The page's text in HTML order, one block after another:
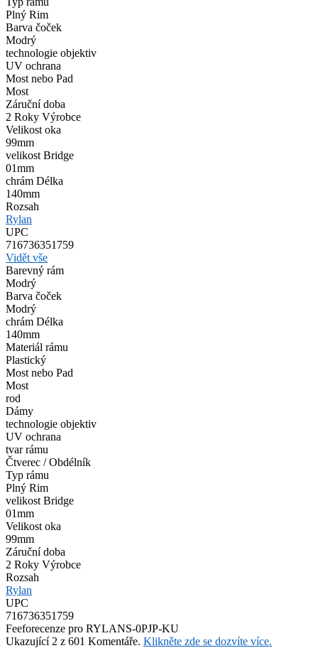
Plný Rim
Barva čoček
Modrý
technologie objektiv
UV ochrana
Most nebo Pad
Most
Záruční doba
2 Roky Výrobce
Velikost oka
99mm
velikost Bridge
01mm
chrám Délka
140mm
Rozsah
Rylan
UPC
716736351759
Vidět vše
Barevný rám
Modrý
Barva čoček
Modrý
chrám Délka
140mm
Materiál rámu
Plastický
Most nebo Pad
Most
rod
Dámy
technologie objektiv
UV ochrana
tvar rámu
Čtverec / Obdélník
Typ rámu
Plný Rim
velikost Bridge
01mm
Velikost oka
99mm
Záruční doba
2 Roky Výrobce
Rozsah
Rylan
UPC
716736351759
Feeforecenze pro RYLANS-0PJP-KU
Ukazující 2 z 601 Komentáře. Klikněte zde se dozvíte více.